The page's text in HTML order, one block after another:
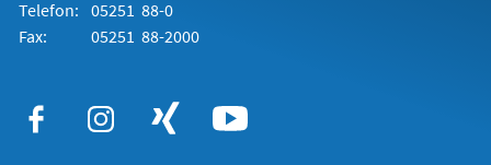
Telefon: 05251 88-0
Fax:
05251 88-2000